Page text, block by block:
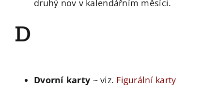
druhý nov v kalendářním měsíci.
D
Dvorní karty ~ viz. Figurální karty